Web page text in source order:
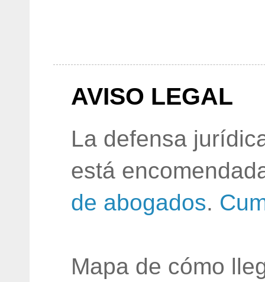
AVISO LEGAL
La defensa
está
de abogados.
Mapa de cómo